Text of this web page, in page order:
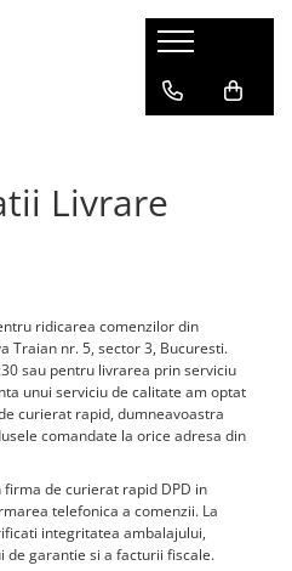
Livrare
ridicarea comenzilor din
Traian nr. 5, sector 3, Bucuresti.
sau pentru livrarea prin serviciu
unui serviciu de calitate am optat
curierat rapid, dumneavoastra
comandate la orice adresa din
de curierat rapid DPD in
telefonica a comenzii. La
integritatea ambalajului,
de garantie si a facturii fiscale.